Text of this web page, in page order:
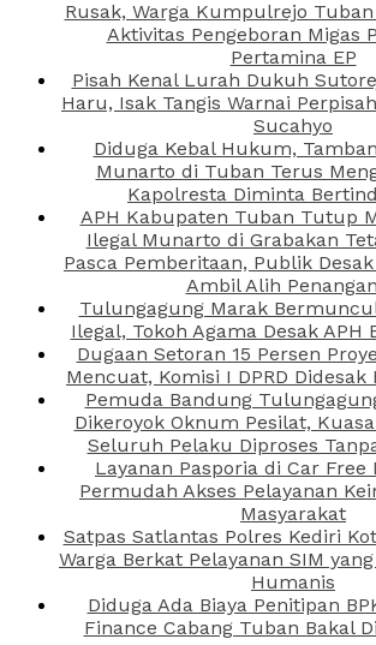
Rusak, Warga Kumpulrejo
Aktivitas Pengeboran Migas
Pertamina EP
Pisah Kenal Lurah Dukuh
Haru, Isak Tangis Warnai
Sucahyo
Diduga Kebal Hukum,
Munarto di Tuban Terus
Kapolresta Diminta
APH Kabupaten Tuban Tutup
Ilegal Munarto di Grabakan
Pasca Pemberitaan, Publik
Ambil Alih
Tulungagung Marak
Ilegal, Tokoh Agama Desak APH
Dugaan Setoran 15 Persen
Mencuat, Komisi I DPRD Didesak
Pemuda Bandung
Dikeroyok Oknum Pesilat,
Seluruh Pelaku Diproses
Layanan Pasporia di Car Free
Permudah Akses Pelayanan
Masyarakat
Satpas Satlantas Polres Kediri
Warga Berkat Pelayanan SIM
Humanis
Diduga Ada Biaya Penitipan
Finance Cabang Tuban Bakal